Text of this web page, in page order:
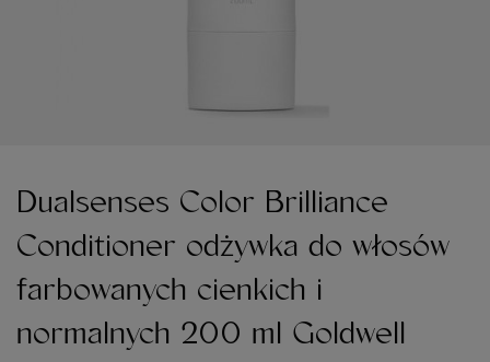
Dualsenses Color Brilliance
Conditioner odżywka do włosów
farbowanych cienkich i
normalnych 200 ml Goldwell